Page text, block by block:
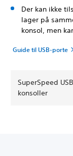
Der kan ikke
lager på
konsol, men
Guide til USB-porte
SuperSpeed
konsoller